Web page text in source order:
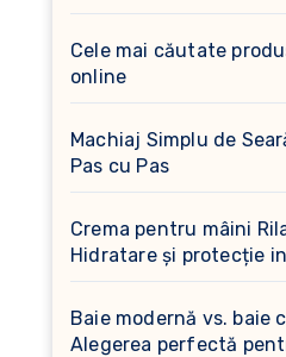
Cele mai căutate
online
Machiaj Simplu de
Pas cu Pas
Crema pentru mâini
Hidratare și protecție
Baie modernă vs. baie
Alegerea perfectă